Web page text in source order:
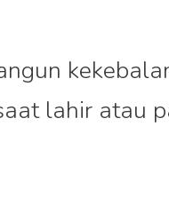
lahir atau